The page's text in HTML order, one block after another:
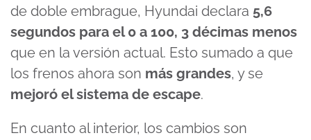
de doble embrague, Hyundai declara 5,6
segundos para el 0 a 100, 3 décimas menos
que en la versión actual. Esto sumado a que
los frenos ahora son más grandes, y se
mejoró el sistema de escape.
En cuanto al interior, los cambios son